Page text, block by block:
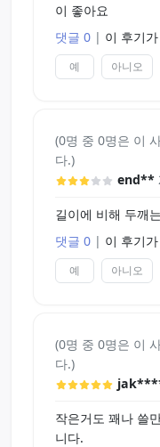
이 좋아요
댓글 0 | 이 후기
예 아니오
(0명 중 0명은 이
다.)
end**
길이에 비해 두깨
댓글 0 | 이 후기
예 아니오
(0명 중 0명은 이
다.)
작은거도 꽤나 쓸
니다.